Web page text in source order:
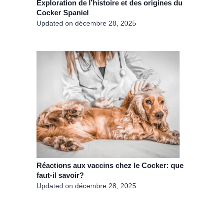
Exploration de l’histoire et des origines du
Cocker Spaniel
Updated on décembre 28, 2025
Réactions aux vaccins chez le Cocker: que
faut-il savoir?
Updated on décembre 28, 2025